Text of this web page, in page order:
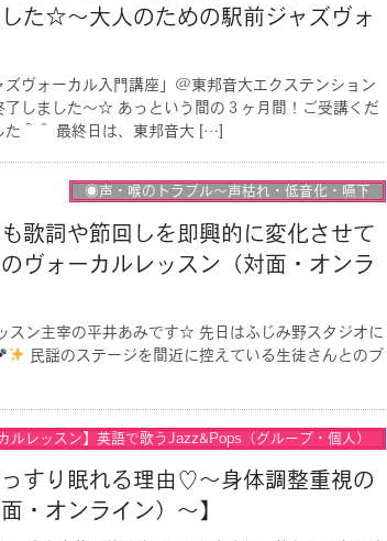
た☆〜大人のための駅前ジャズヴォ
ズヴォーカル入門講座」@東邦音大エクステンション
了しました〜☆ あっという間の３ヶ月間！ご受講くだ
た＾＾ 最終日は、東邦音大 […]
◉声・喉のトラブル〜声枯れ・低音化・嚥下
歌詞や節回しを即興的に変化させて
ヴォーカルレッスン（対面・オンラ
スン主宰の平井あみです☆ 先日はふじみ野スタジオに
民謡のステージを間近に控えている生徒さんとのプ
カルレッスン】英語で歌うJazz&Pops（グループ・個人）
っすり眠れる理由♡〜身体調整重視の
・オンライン）〜】